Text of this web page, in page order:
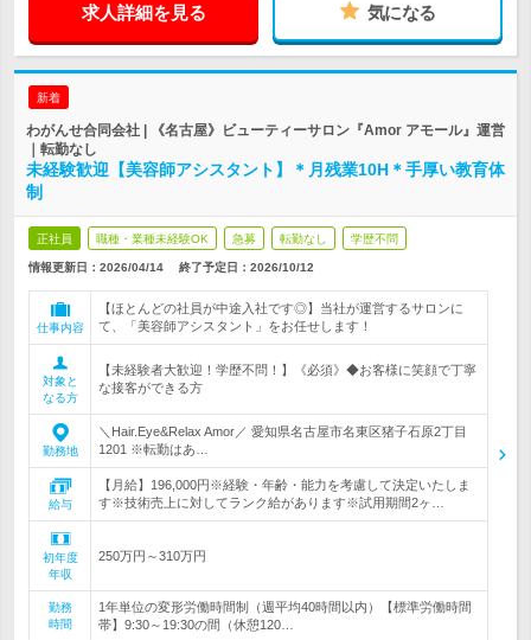
求人詳細を見る 気になる
新着
わがんせ合同会社 | 《名古屋》ビューティーサロン『Amor アモール』運営
｜転勤なし
未経験歓迎【美容師アシスタント】＊月残業10H＊手厚い教育体
制
正社員 職種・業種未経験OK 急募 転勤なし 学歴不問
情報更新日：2026/04/14 終了予定日： 2026/10/12
仕事内容
【ほとんどの社員が中途入社です◎】当社が運営するサロンに
て、「美容師アシスタント」をお任せします！
対象と
なる方
【未経験者大歓迎！学歴不問！】《必須》◆お客様に笑顔で丁寧
な接客ができる方
勤務地
＼Hair.Eye&Relax Amor／ 愛知県名古屋市名東区猪子石原2丁目
1201 ※転勤はあ…
給与
【月給】196,000円※経験・年齢・能力を考慮して決定いたしま
す※技術売上に対してランク給があります※試用期間2ヶ…
初年度
年収
250万円～310万円
勤務
時間
1年単位の変形労働時間制（週平均40時間以内）【標準労働時間
帯】9:30～19:30の間（休憩120…